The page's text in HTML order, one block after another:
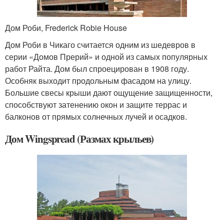
Дом Роби, Frederick Robie House
Дом Роби в Чикаго считается одним из шедевров в
серии «Домов Прерий» и одной из самых популярных
работ Райта. Дом был спроецирован в 1908 году.
Особняк выходит продольным фасадом на улицу.
Большие свесы крыши дают ощущение защищенности,
способствуют затенению окон и защите террас и
балконов от прямых солнечных лучей и осадков.
Дом Wingspread (Размах крыльев)